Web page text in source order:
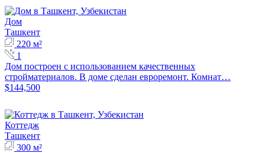
Дом
Ташкент
220 м²
1
Дом построен с использованием качественных
стройматериалов. В доме сделан евроремонт. Комнат…
$144,500
Коттедж
Ташкент
300 м²